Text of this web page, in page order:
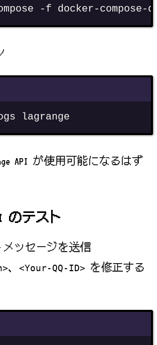
-f docker-compose-
lagrange
API が使用可能になるはず
のテスト
ッセージを送信
、 <Your-QQ-ID> を修正する